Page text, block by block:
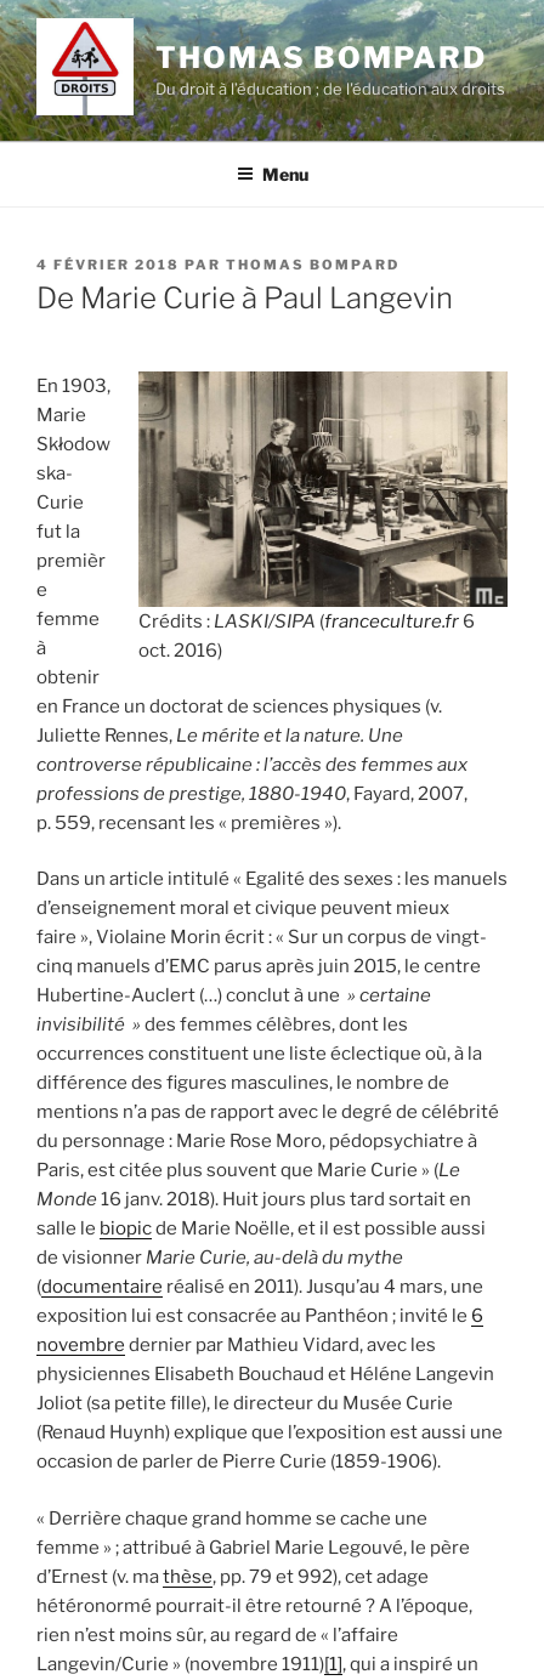
Aller
au
contenu
principal
THOMAS BOMPARD
Du droit à l’éducation ; de l'éducation aux droits
Menu
PUBLIÉ
LE
4 FÉVRIER 2018 PAR THOMAS BOMPARD
De Marie Curie à Paul Langevin
Crédits : LASKI/SIPA (franceculture.fr 6
oct. 2016)
En 1903,
Marie
Skłodow
ska-
Curie
fut la
premièr
e
femme
à
obtenir
en France un doctorat de sciences physiques (v.
Juliette Rennes, Le mérite et la nature. Une
controverse républicaine : l’accès des femmes aux
professions de prestige, 1880-1940, Fayard, 2007,
p. 559, recensant les « premières »).
Dans un article intitulé « Egalité des sexes : les manuels
d’enseignement moral et civique peuvent mieux
faire », Violaine Morin écrit : « Sur un corpus de vingt-
cinq manuels d’EMC parus après juin 2015, le centre
Hubertine-Auclert (…) conclut à une » certaine
invisibilité » des femmes célèbres, dont les
occurrences constituent une liste éclectique où, à la
différence des figures masculines, le nombre de
mentions n’a pas de rapport avec le degré de célébrité
du personnage : Marie Rose Moro, pédopsychiatre à
Paris, est citée plus souvent que Marie Curie » (Le
Monde16 janv. 2018). Huit jours plus tard sortait en
salle le biopicde Marie Noëlle, et il est possible aussi
de visionner Marie Curie, au-delà du mythe
(documentaire réalisé en 2011). Jusqu’au 4 mars, une
exposition lui est consacrée au Panthéon ; invité le 6
novembre dernier par Mathieu Vidard, avec les
physiciennes Elisabeth Bouchaud et Héléne Langevin
Joliot (sa petite fille), le directeur du Musée Curie
(Renaud Huynh) explique que l’exposition est aussi une
occasion de parler de Pierre Curie (1859-1906).
« Derrière chaque grand homme se cache une
femme » ; attribué à Gabriel Marie Legouvé, le père
d’Ernest (v. mathèse, pp. 79 et 992), cet adage
hétéronormé pourrait-il être retourné ? A l’époque,
rien n’est moins sûr, au regard de « l’affaire
Langevin/Curie » (novembre 1911)[1], qui a inspiré un